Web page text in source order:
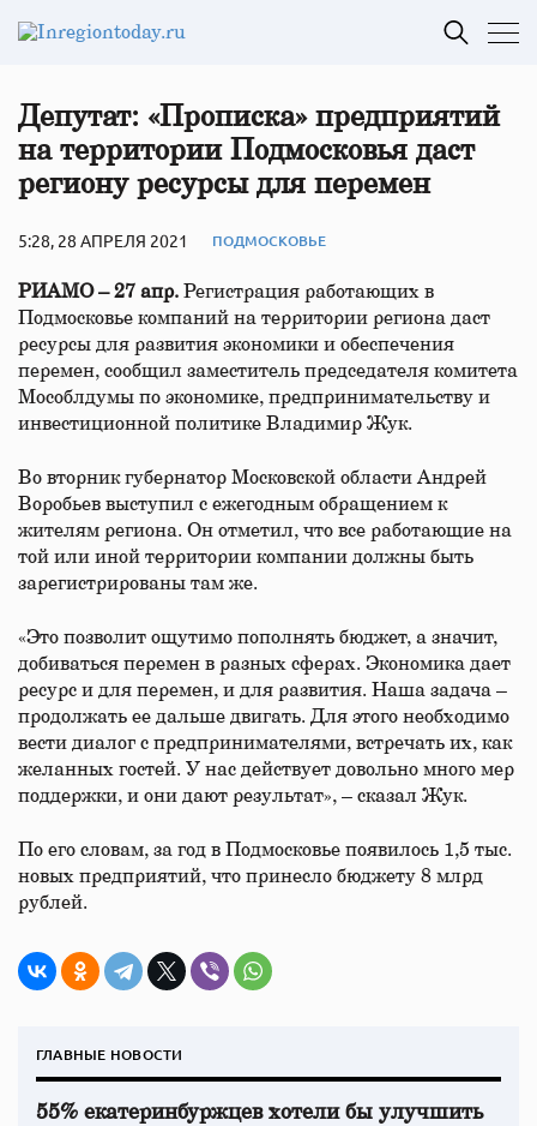
Депутат: «Прописка» предприятий
на территории Подмосковья даст
региону ресурсы для перемен
5:28, 28 АПРЕЛЯ 2021 ПОДМОСКОВЬЕ
РИАМО – 27 апр. Регистрация работающих в
Подмосковье компаний на территории региона даст
ресурсы для развития экономики и обеспечения
перемен, сообщил заместитель председателя комитета
Мособлдумы по экономике, предпринимательству и
инвестиционной политике Владимир Жук.
Во вторник губернатор Московской области Андрей
Воробьев выступил с ежегодным обращением к
жителям региона. Он отметил, что все работающие на
той или иной территории компании должны быть
зарегистрированы там же.
«Это позволит ощутимо пополнять бюджет, а значит,
добиваться перемен в разных сферах. Экономика дает
ресурс и для перемен, и для развития. Наша задача –
продолжать ее дальше двигать. Для этого необходимо
вести диалог с предпринимателями, встречать их, как
желанных гостей. У нас действует довольно много мер
поддержки, и они дают результат», – сказал Жук.
По его словам, за год в Подмосковье появилось 1,5 тыс.
новых предприятий, что принесло бюджету 8 млрд
рублей.
ГЛАВНЫЕ НОВОСТИ
55% екатеринбуржцев хотели бы улучшить